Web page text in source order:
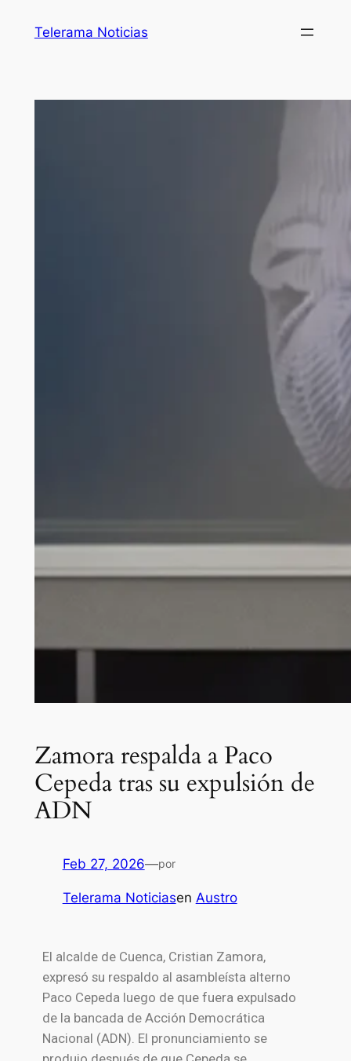
Telerama Noticias
Zamora respalda a Paco
Cepeda tras su expulsión de
ADN
Feb 27, 2026—por
Telerama Noticiasen Austro
El alcalde de Cuenca, Cristian Zamora,
expresó su respaldo al asambleísta alterno
Paco Cepeda luego de que fuera expulsado
de la bancada de Acción Democrática
Nacional (ADN). El pronunciamiento se